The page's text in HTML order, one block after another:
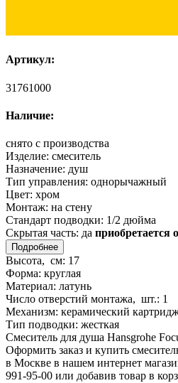
Артикул:
31761000
Наличие:
снято с производства
Изделие: смеситель
Назначение: душ
Тип управления: однорычажный
Цвет: хром
Монтаж: на стену
Стандарт подводки: 1/2 дюйма
Скрытая часть: да приобретается
Подробнее
Высота, см: 17
Форма: круглая
Материал: латунь
Число отверстий монтажа, шт.: 1
Механизм: керамический
Тип подводки: жесткая
Смеситель для душа Hansgrohe
Оформить заказ и купить
в Москве в нашем интернет
991-95-00 или добавив товар в